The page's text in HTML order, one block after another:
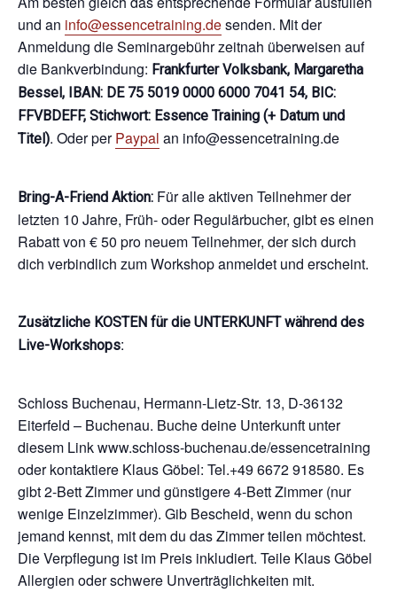
und an info@essencetraining.desenden. Mit der
Anmeldung die Seminargebühr zeitnah überweisen auf
die Bankverbindung: Frankfurter Volksbank, Margaretha
Bessel, IBAN: DE 75 5019 0000 6000 7041 54, BIC:
FFVBDEFF, Stichwort: Essence Training (+ Datum und
Titel). Oder perPaypal an info@essencetraining.de
Bring-A-Friend Aktion: Für alle aktiven Teilnehmer der
letzten 10 Jahre, Früh- oder Regulärbucher, gibt es einen
Rabatt von € 50 pro neuem Teilnehmer, der sich durch
dich verbindlich zum Workshop anmeldet und erscheint.
Zusätzliche KOSTEN für die UNTERKUNFT während des
Live-Workshops:
Schloss Buchenau, Hermann-Lietz-Str. 13, D-36132
Eiterfeld – Buchenau. Buche deine Unterkunft unter
diesem Link www.schloss-buchenau.de/essencetraining
oder kontaktiere Klaus Göbel: Tel.+49 6672 918580‬. Es
gibt 2-Bett Zimmer und günstigere 4-Bett Zimmer (nur
wenige Einzelzimmer). Gib Bescheid, wenn du schon
jemand kennst, mit dem du das Zimmer teilen möchtest.
Die Verpflegung ist im Preis inkludiert. Teile Klaus Göbel
Allergien oder schwere Unverträglichkeiten mit.